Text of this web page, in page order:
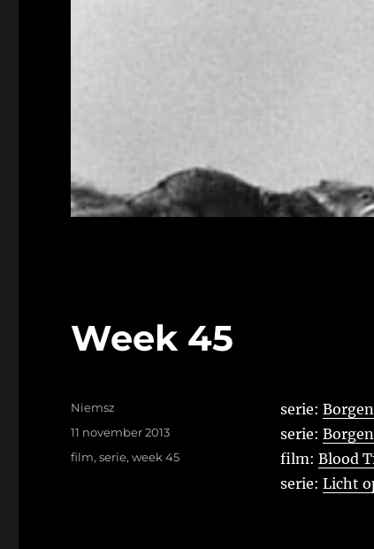
Week 45
serie:
serie:
film: Blood
serie: Licht
Auteur
Niemsz
Geplaatst
op
11 november 2013
Tags
film,serie,week 45